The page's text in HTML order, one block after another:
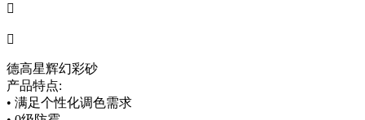


德高星辉幻彩砂
产品特点:
• 满足个性化调色需求